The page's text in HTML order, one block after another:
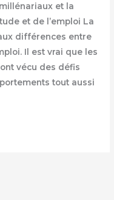
et la
et de l’emploi La
différences entre
Il est vrai que les
vécu des défis
tout aussi